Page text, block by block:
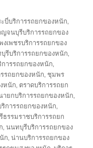
กับ
ะบี่บริการรถยกของหนัก,
ญจนบุรีบริการรถยกของ
งเพชรบริการรถยกของ
รีบริการรถยกของหนัก,
การรถยกของหนัก,
รถยกของหนัก, ชุมพร
หนัก, ตราดบริการรถยก
ายกบริการรถยกของหนัก,
การรถยกของหนัก,
ธรรมราชบริการรถยก
,นนทบุรีบริการรถยกของ
ก,น่านบริการรถยกของ